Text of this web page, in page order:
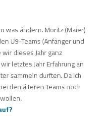
was ändern. Moritz (Maier)
U9-Teams (Anfänger und
dieses Jahr ganz
letztes Jahr Erfahrung an
sammeln durften. Da ich
den älteren Teams noch